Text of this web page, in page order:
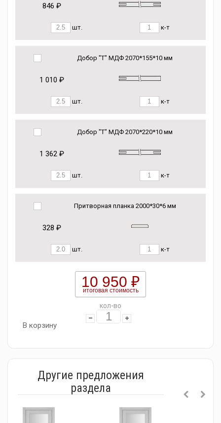
846 ₽
шт. к-т
Добор "Т" МДФ 2070*155*10 мм
1 010 ₽
шт. к-т
Добор "Т" МДФ 2070*220*10 мм
1 362 ₽
шт. к-т
Притворная планка 2000*30*6 мм
328 ₽
шт. к-т
10 950 ₽
итоговая стоимость
кол-во
В корзину
Другие предложения
раздела